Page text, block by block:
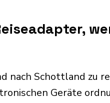
nach Schottland zu
Geräte